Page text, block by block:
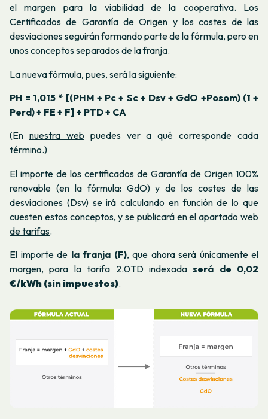
el margen para la viabilidad de la cooperativa. Los
Certificados de Garantía de Origen y los costes de las
desviaciones seguirán formando parte de la fórmula, pero en
unos conceptos separados de la franja.
La nueva fórmula, pues, será la siguiente:
PH = 1,015 * [(PHM + Pc + Sc + Dsv + GdO +Posom) (1 +
Perd) + FE + F] + PTD + CA
(En nuestra web puedes ver a qué corresponde cada
término.)
El importe de los certificados de Garantía de Origen 100%
renovable (en la fórmula: GdO) y de los costes de las
desviaciones (Dsv) se irá calculando en función de lo que
cuesten estos conceptos, y se publicará en elapartado web
de tarifas.
El importe de la franja (F), que ahora será únicamente el
margen, para la tarifa 2.0TD indexadaserá de 0,02
€/kWh (sin impuestos).